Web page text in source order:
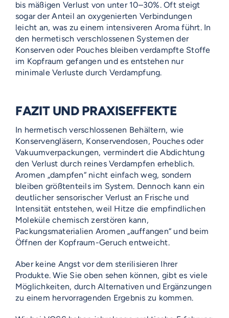
bis mäßigen Verlust von unter 10–30%. Oft steigt
sogar der Anteil an oxygenierten Verbindungen
leicht an, was zu einem intensiveren Aroma führt. In
den hermetisch verschlossenen Systemen der
Konserven oder Pouches bleiben verdampfte Stoffe
im Kopfraum gefangen und es entstehen nur
minimale Verluste durch Verdampfung.
FAZIT UND PRAXISEFFEKTE
In hermetisch verschlossenen Behältern, wie
Konservengläsern, Konservendosen, Pouches oder
Vakuumverpackungen, vermindert die Abdichtung
den Verlust durch reines Verdampfen erheblich.
Aromen „dampfen“ nicht einfach weg, sondern
bleiben größtenteils im System. Dennoch kann ein
deutlicher sensorischer Verlust an Frische und
Intensität entstehen, weil Hitze die empfindlichen
Moleküle chemisch zerstören kann,
Packungsmaterialien Aromen „auffangen“ und beim
Öffnen der Kopfraum-Geruch entweicht.
Aber keine Angst vor dem sterilisieren Ihrer
Produkte. Wie Sie oben sehen können, gibt es viele
Möglichkeiten, durch Alternativen und Ergänzungen
zu einem hervorragenden Ergebnis zu kommen.